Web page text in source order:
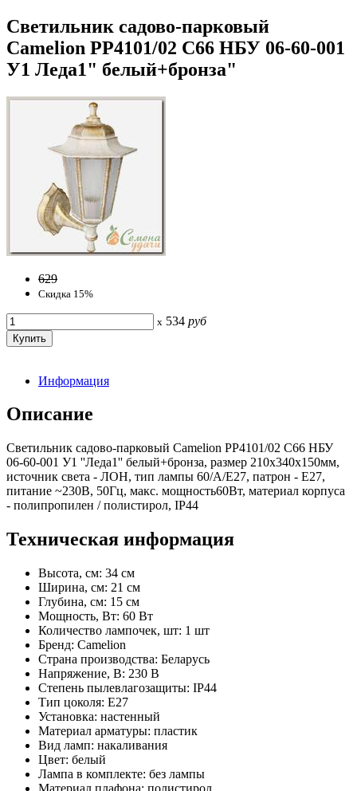
Светильник садово-парковый
Camelion PP4101/02 C66 НБУ 06-60-001
У1 Леда1" белый+бронза"
629
Скидка 15%
x 534 руб
Информация
Описание
Светильник садово-парковый Camelion PP4101/02 C66 НБУ
06-60-001 У1 ''Леда1'' белый+бронза, размер 210х340х150мм,
источник света - ЛОН, тип лампы 60/А/Е27, патрон - E27,
питание ~230В, 50Гц, макс. мощность60Вт, материал корпуса
- полипропилен / полистирол, IP44
Техническая информация
Высота, см: 34 см
Ширина, см: 21 см
Глубина, см: 15 см
Мощность, Вт: 60 Вт
Количество лампочек, шт: 1 шт
Бренд: Camelion
Страна производства: Беларусь
Напряжение, В: 230 В
Степень пылевлагозащиты: IP44
Тип цоколя: E27
Установка: настенный
Материал арматуры: пластик
Вид ламп: накаливания
Цвет: белый
Лампа в комплекте: без лампы